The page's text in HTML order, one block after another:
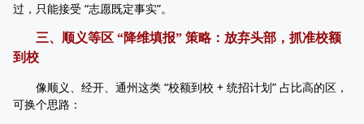
过，只能接受 “志愿既定事实”。
三、顺义等区 “降维填报” 策略：放弃头部，抓准校额
到校
像顺义、经开、通州这类 “校额到校 + 统招计划” 占比高的区，
可换个思路：